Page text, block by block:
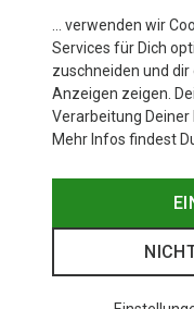
… verwenden wir
Services für Dich
zuschneiden und
Anzeigen zeigen.
Verarbeitung Deiner
Mehr Infos findest